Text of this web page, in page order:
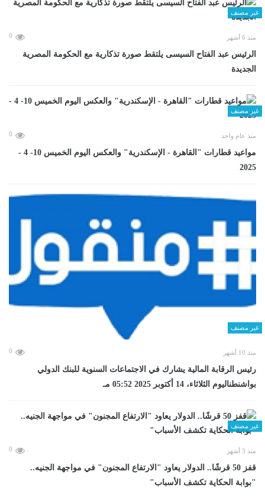
غير مصنف
منذ 6 أشهر 0
الرئيس عبد الفتاح السيسى يلتقط صورة تذكارية مع الحكومة المصرية
الجديدة
غير مصنف
منذ عام واحد 0
مواعيد قطارات "القاهرة - الإسكندرية" والعكس اليوم الخميس 10- 4 -
2025
غير مصنف
منذ 10 أشهر 0
رئيس الرقابة المالية يشارك في الاجتماعات السنوية للبنك الدولي
بواشنطناليوم الثلاثاء، 14 أكتوبر 2025 05:52 مـ
غير مصنف
منذ 3 أشهر 0
قفز 50 قرشًا.. الدولار يعاود "الارتفاع المجنون" في مواجهة الجنيه..
"بوابة الحكاية تكشف الأسباب"